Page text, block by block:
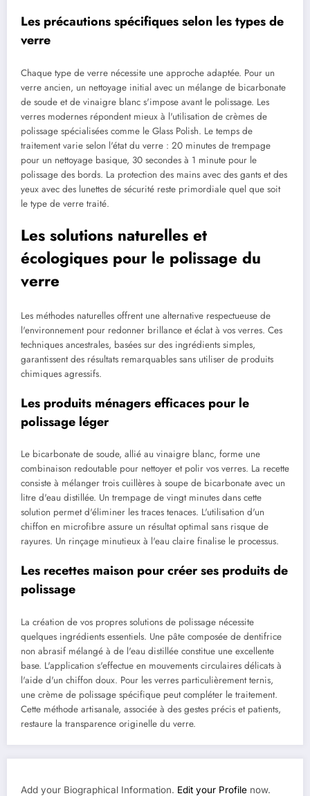
Les précautions spécifiques selon les types de
verre
Chaque type de verre nécessite une approche adaptée. Pour un
verre ancien, un nettoyage initial avec un mélange de bicarbonate
de soude et de vinaigre blanc s'impose avant le polissage. Les
verres modernes répondent mieux à l'utilisation de crèmes de
polissage spécialisées comme le Glass Polish. Le temps de
traitement varie selon l'état du verre : 20 minutes de trempage
pour un nettoyage basique, 30 secondes à 1 minute pour le
polissage des bords. La protection des mains avec des gants et des
yeux avec des lunettes de sécurité reste primordiale quel que soit
le type de verre traité.
Les solutions naturelles et
écologiques pour le polissage du
verre
Les méthodes naturelles offrent une alternative respectueuse de
l'environnement pour redonner brillance et éclat à vos verres. Ces
techniques ancestrales, basées sur des ingrédients simples,
garantissent des résultats remarquables sans utiliser de produits
chimiques agressifs.
Les produits ménagers efficaces pour le
polissage léger
Le bicarbonate de soude, allié au vinaigre blanc, forme une
combinaison redoutable pour nettoyer et polir vos verres. La recette
consiste à mélanger trois cuillères à soupe de bicarbonate avec un
litre d'eau distillée. Un trempage de vingt minutes dans cette
solution permet d'éliminer les traces tenaces. L'utilisation d'un
chiffon en microfibre assure un résultat optimal sans risque de
rayures. Un rinçage minutieux à l'eau claire finalise le processus.
Les recettes maison pour créer ses produits de
polissage
La création de vos propres solutions de polissage nécessite
quelques ingrédients essentiels. Une pâte composée de dentifrice
non abrasif mélangé à de l'eau distillée constitue une excellente
base. L'application s'effectue en mouvements circulaires délicats à
l'aide d'un chiffon doux. Pour les verres particulièrement ternis,
une crème de polissage spécifique peut compléter le traitement.
Cette méthode artisanale, associée à des gestes précis et patients,
restaure la transparence originelle du verre.
Add your Biographical Information. Edit your Profile now.